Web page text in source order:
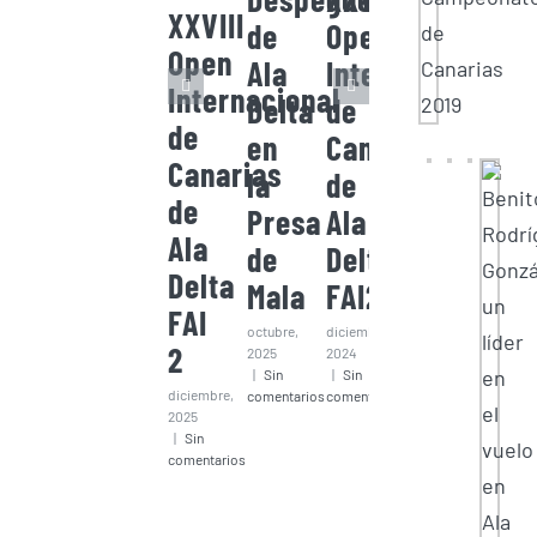
XXVIII
Open
Internacional
de
Canarias
de
Ala
Delta
FAI
2
diciembre,
2025
| Sin
comentarios
de
Ala
Delta
en
la
Presa
de
Mala
octubre,
2025
| Sin
comentarios
Open
Internacional
de
Canarias
de
Ala
Delta
FAI2
diciembre,
2024
| Sin
comentarios